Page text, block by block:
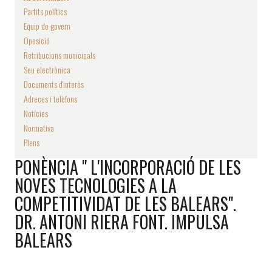
Partits polítics
Equip de govern
Oposició
Retribucions municipals
Seu electrònica
Documents d'interès
Adreces i telèfons
Notícies
Normativa
Plens
PONÈNCIA " L'INCORPORACIÓ DE LES
NOVES TECNOLOGIES A LA
COMPETITIVIDAT DE LES BALEARS".
DR. ANTONI RIERA FONT. IMPULSA
BALEARS